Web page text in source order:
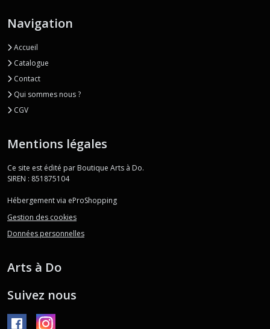
Navigation
Accueil
Catalogue
Contact
Qui sommes nous ?
CGV
Mentions légales
Ce site est édité par Boutique Arts à Do.
SIREN : 851875104
Hébergement via eProShopping
Gestion des cookies
Données personnelles
Arts à Do
Suivez nous